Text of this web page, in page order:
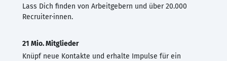
Lass Dich finden von Arbeitgebern und über 20.000
Recruiter·innen.
21 Mio. Mitglieder
Knüpf neue Kontakte und erhalte Impulse für ein